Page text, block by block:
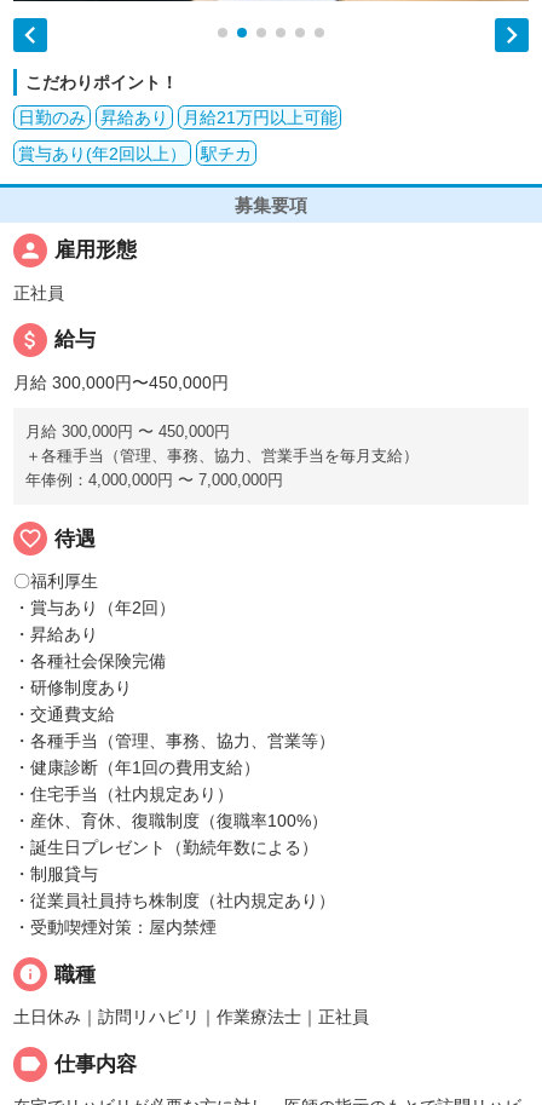
 
こだわりポイント！
日勤のみ
昇給あり
月給21万円以上可能
賞与あり(年2回以上）
駅チカ
募集要項
person 雇用形態
正社員
attach_money 給与
月給 300,000円〜450,000円
月給 300,000円 〜 450,000円
＋各種手当（管理、事務、協力、営業手当を毎月支給）
年俸例：4,000,000円 〜 7,000,000円
favorite_border 待遇
〇福利厚生
・賞与あり（年2回）
・昇給あり
・各種社会保険完備
・研修制度あり
・交通費支給
・各種手当（管理、事務、協力、営業等）
・健康診断（年1回の費用支給）
・住宅手当（社内規定あり）
・産休、育休、復職制度（復職率100%）
・誕生日プレゼント（勤続年数による）
・制服貸与
・従業員社員持ち株制度（社内規定あり）
・受動喫煙対策：屋内禁煙
info 職種
土日休み｜訪問リハビリ｜作業療法士｜正社員
label 仕事内容